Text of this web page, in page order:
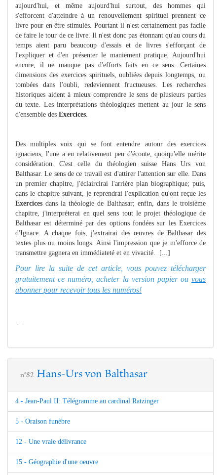
aujourd'hui, et même aujourd'hui surtout, des hommes qui
s'efforcent d'atteindre à un renouvellement spirituel prennent ce
livre pour en être stimulés. Pourtant il n'est certainement pas facile
de faire le tour de ce livre. Il n'est donc pas étonnant qu'au cours du
temps aient paru beaucoup d'essais et de livres s'efforçant de
l'expliquer et d'en présenter le maniement pratique. Aujourd'hui
encore, il ne manque pas d'efforts faits en ce sens. Certaines
dimensions des exercices spirituels, oubliées depuis longtemps, ou
tombées dans l'oubli, redeviennent fructueuses. Les recherches
historiques aident à mieux comprendre le sens de plusieurs parties
du texte. Les interprétations théologiques mettent au jour le sens
d'ensemble des Exercices
Des multiples voix qui se font entendre autour des exercices
ignaciens, l'une a eu relativement peu d'écoute, quoiqu'elle mérite
considération. C'est celle du théologien suisse Hans Urs von
Balthasar. Le sens de ce travail est d'attirer l'attention sur elle. Dans
un premier chapitre, j'éclaircirai l'arrière plan biographique; puis,
dans le chapitre suivant, je reprendrai l'explication qu'ont reçue les
Exercices dans la théologie de Balthasar; enfin, dans le troisième
chapitre, j'interpréterai en quel sens tout le projet théologique de
Balthasar est déterminé par des options fondées sur les Exercices
d'Ignace. A chaque fois, j'extrairai des œuvres de Balthasar des
textes plus ou moins longs. Ainsi l'impression que je m'efforce de
transmettre gagnera en immédiateté et en vivacité. [...]
Pour lire la suite de cet article, vous pouvez télécharger
gratuitement ce numéro, acheter la version papier ou vous
abonner pour recevoir tous les numéros!
n°82 Hans-Urs von Balthasar
4 - Jean-Paul II: Télégramme au cardinal Ratzinger
5 - Oraison funèbre
12 - Une vraie délivrance
15 - Géographie d'une oeuvre